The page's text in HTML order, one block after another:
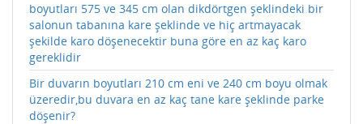
boyutları 575 ve 345 cm olan dikdörtgen şeklindeki bir
salonun tabanına kare şeklinde ve hiç artmayacak
şekilde karo döşenecektir buna göre en az kaç karo
gereklidir
Bir duvarın boyutları 210 cm eni ve 240 cm boyu olmak
üzeredir,bu duvara en az kaç tane kare şeklinde parke
döşenir?